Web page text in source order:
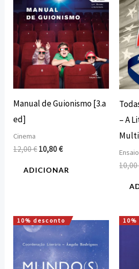
Manual de Guionismo [3.a
ed]
Cinema
12,00€ 10,80€
ADICIONAR
– A
10,00
10% desconto
O
preço
original
era:
13,50 €.
O
preço
atual
é:
12,15 €.